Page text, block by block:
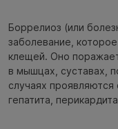
Боррелиоз (или
заболевание,
клещей. Оно
в мышцах, суставах,
случаях проявляются
гепатита,